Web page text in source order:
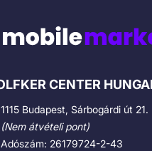
CENTER
1115 Budapest, Sárbogárdi út 21.
(Nem átvételi pont)
Adószám: 26179724-2-43